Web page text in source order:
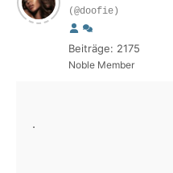
(@doofie)
Beiträge: 2175
Noble Member
.